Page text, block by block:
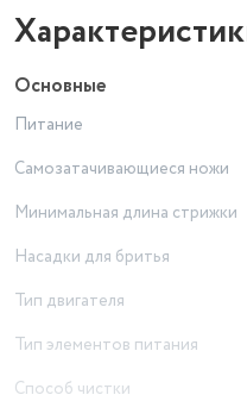
Основные
Питание
Самозатачивающиеся ножи
Минимальная длина стрижки
Насадки для бритья
Тип двигателя
Тип элементов питания
Способ чистки